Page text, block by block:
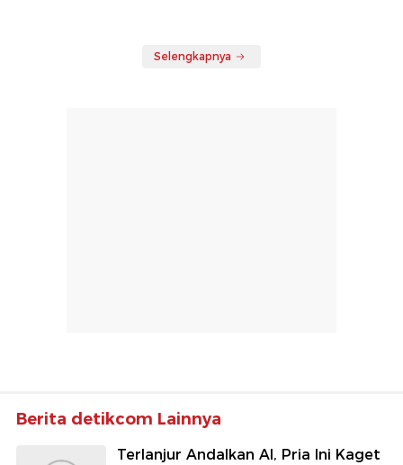
Selengkapnya
Berita detikcom Lainnya
Terlanjur Andalkan AI, Pria Ini Kaget